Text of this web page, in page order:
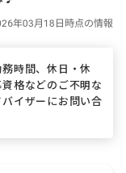
時間、休日・休
格などのご不明な
イザーにお問い合